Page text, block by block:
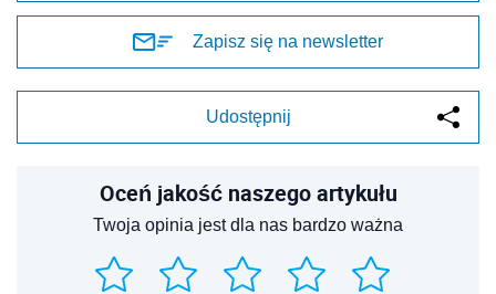
Zapisz się na newsletter
Udostępnij
Oceń jakość naszego artykułu
Twoja opinia jest dla nas bardzo ważna